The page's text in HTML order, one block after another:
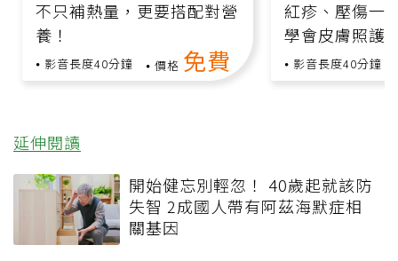
不只補熱量，更要搭配對營
養！
影音長度40分鐘 價格 免費
紅疹、壓傷一
學會皮膚照護
影音長度40分鐘
延伸閱讀
開始健忘別輕忽！ 40歲起就該防
失智 2成國人帶有阿茲海默症相
關基因